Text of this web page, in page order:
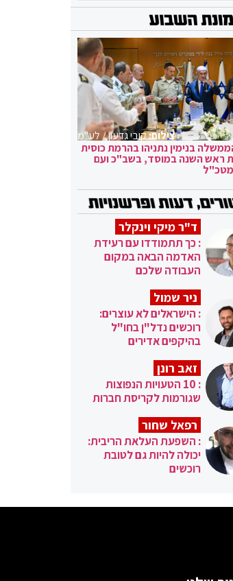
צילום:קובי גדעון / לע"מ
בנימין נתניהו בהרמת כוסית
ראש השנה במוסד, בשב"כ ועם
מטכ"ל
ד"ר מיקי וינקלר
: כך תתמודדו עם רעידת
האדמה הבאה במקום
העבודה שלכם
ניר שמול
: הישראלים לא עוצרים:
רוכשים נדל"ן בחו"ל
בהיקפים אדירים
זאב רונן
: 10 הטעויות הנפוצות
שגורמות לקריסת חברות
רפאל שחור
: השפעת העלאת הריבית:
יכולה להיות גם לטובת
רוכשים